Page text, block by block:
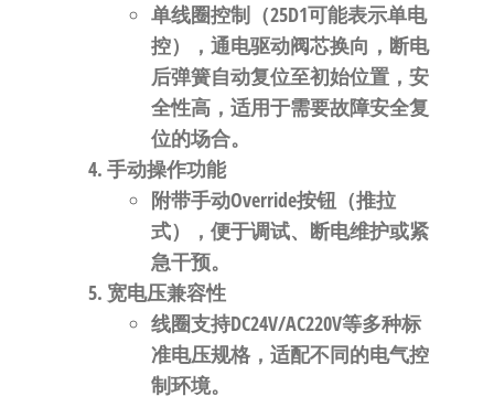
单线圈控制（25D1可能表示单电
控），通电驱动阀芯换向，断电
后弹簧自动复位至初始位置，安
全性高，适用于需要故障安全复
位的场合。
手动操作功能
附带手动Override按钮（推拉
式），便于调试、断电维护或紧
急干预。
宽电压兼容性
线圈支持DC24V/AC220V等多种标
准电压规格，适配不同的电气控
制环境。